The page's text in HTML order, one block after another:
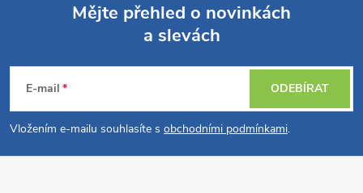
p
a
Mějte přehled o novinkách
a slevách
E-mail
Vložením e-mailu souhlasíte s obchodními podmínkami.
ODEBÍRAT